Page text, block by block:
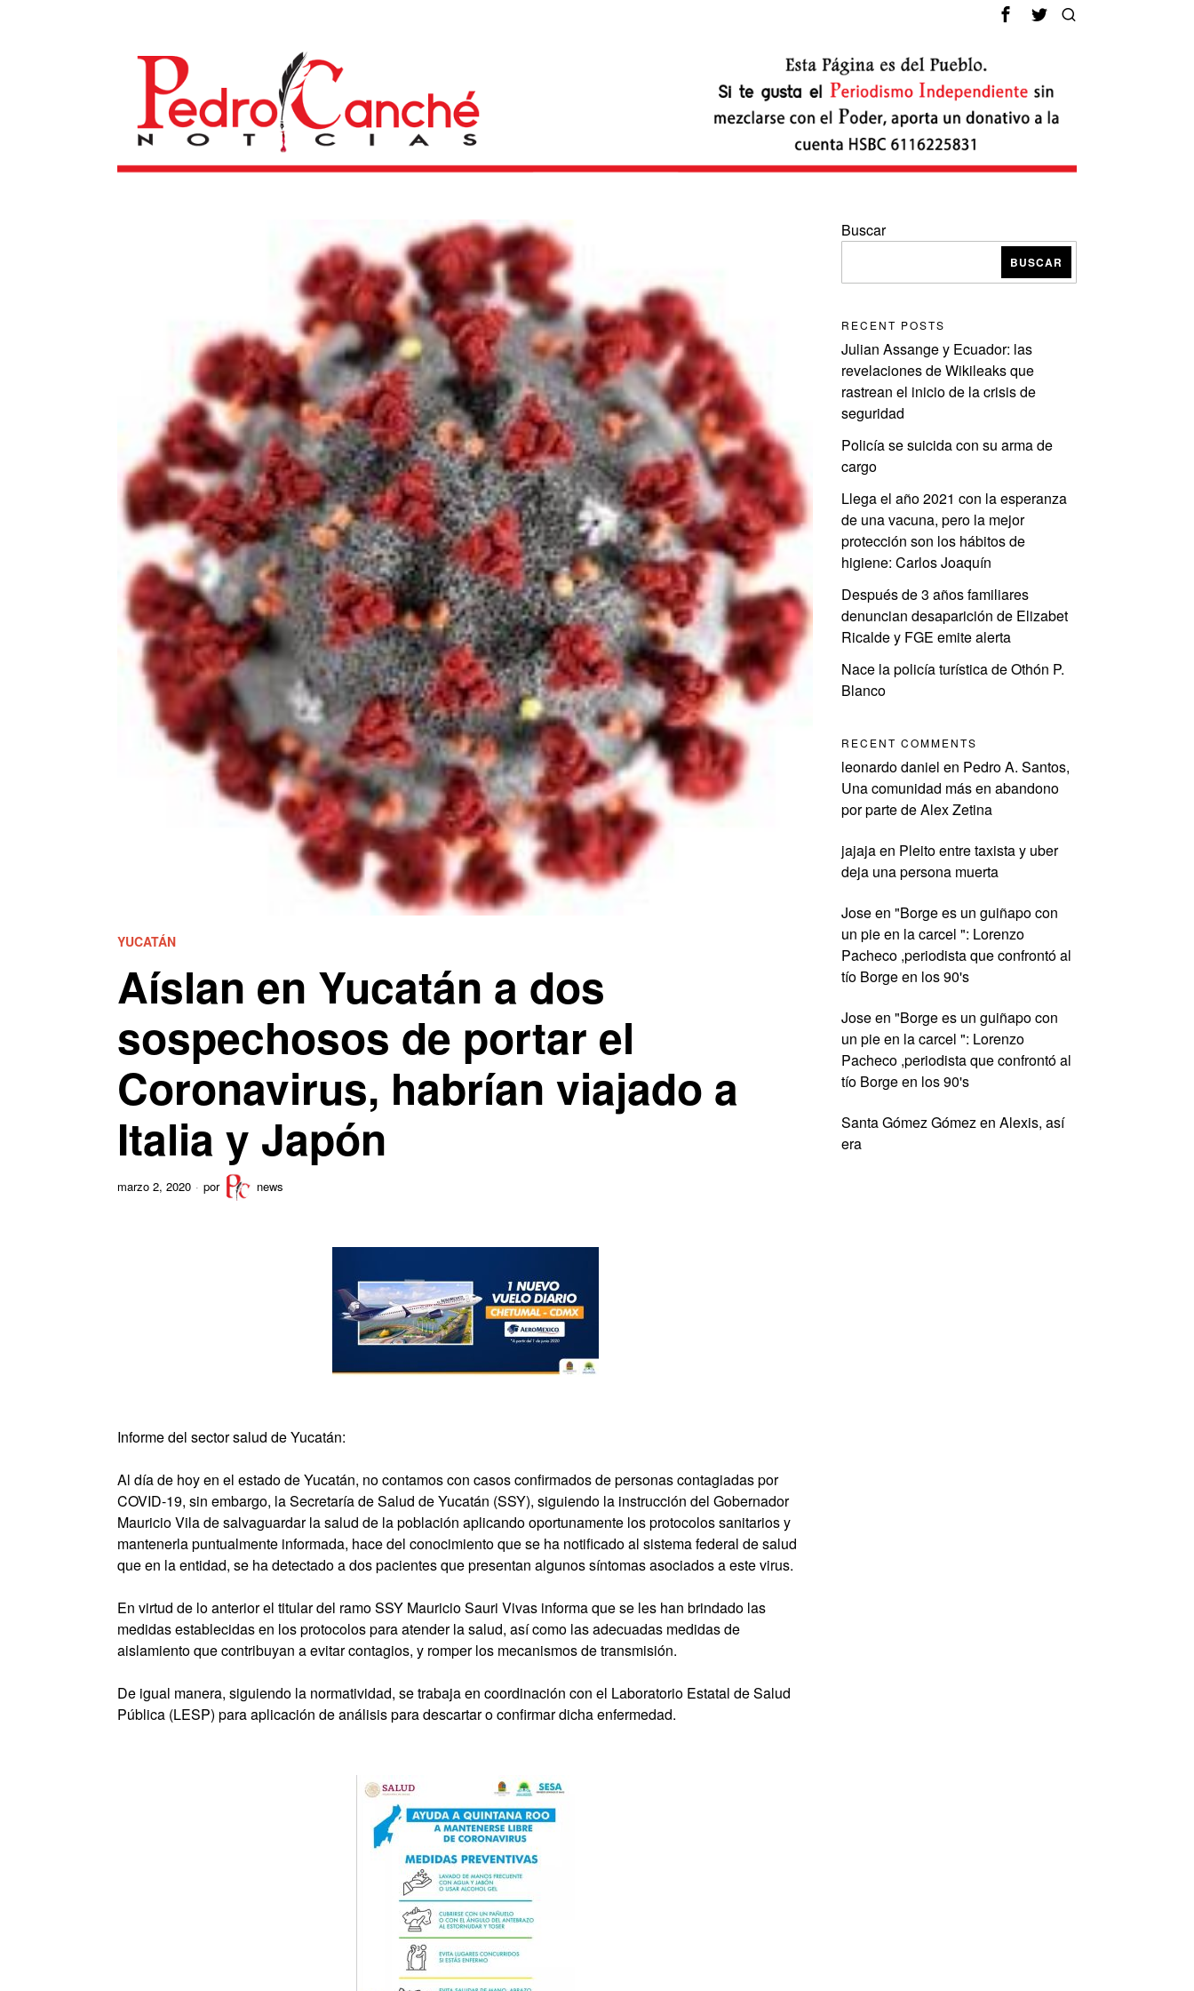
YUCATÁN
Aíslan en Yucatán a dos
sospechosos de portar el
Coronavirus, habrían viajado a
Italia y Japón
marzo 2, 2020 por news
Informe del sector salud de Yucatán:
Al día de hoy en el estado de Yucatán, no contamos con casos confirmados de personas contagiadas por
COVID-19, sin embargo, la Secretaría de Salud de Yucatán (SSY), siguiendo la instrucción del Gobernador
Mauricio Vila de salvaguardar la salud de la población aplicando oportunamente los protocolos sanitarios y
mantenerla puntualmente informada, hace del conocimiento que se ha notificado al sistema federal de salud
que en la entidad, se ha detectado a dos pacientes que presentan algunos síntomas asociados a este virus.
En virtud de lo anterior el titular del ramo SSY Mauricio Sauri Vivas informa que se les han brindado las
medidas establecidas en los protocolos para atender la salud, así como las adecuadas medidas de
aislamiento que contribuyan a evitar contagios, y romper los mecanismos de transmisión.
De igual manera, siguiendo la normatividad, se trabaja en coordinación con el Laboratorio Estatal de Salud
Pública (LESP) para aplicación de análisis para descartar o confirmar dicha enfermedad.
Buscar
BUSCAR
RECENT POSTS
Julian Assange y Ecuador: las
revelaciones de Wikileaks que
rastrean el inicio de la crisis de
seguridad
Policía se suicida con su arma de
cargo
Llega el año 2021 con la esperanza
de una vacuna, pero la mejor
protección son los hábitos de
higiene: Carlos Joaquín
Después de 3 años familiares
denuncian desaparición de Elizabet
Ricalde y FGE emite alerta
Nace la policía turística de Othón P.
Blanco
RECENT COMMENTS
leonardo daniel en Pedro A. Santos,
Una comunidad más en abandono
por parte de Alex Zetina
jajajaen Pleito entre taxista y uber
deja una persona muerta
Joseen "Borge es un guiñapo con
un pie en la carcel ": Lorenzo
Pacheco ,periodista que confrontó al
tío Borge en los 90's
Joseen "Borge es un guiñapo con
un pie en la carcel ": Lorenzo
Pacheco ,periodista que confrontó al
tío Borge en los 90's
Santa Gómez Gómezen Alexis, así
era